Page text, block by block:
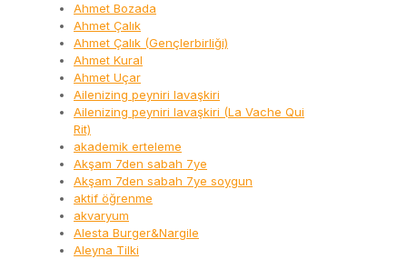
Ahmet Bozada
Ahmet Çalık
Ahmet Çalık (Gençlerbirliği)
Ahmet Kural
Ahmet Uçar
Ailenizing peyniri lavaşkiri
Ailenizing peyniri lavaşkiri (La Vache Qui
Rit)
akademik erteleme
Akşam 7den sabah 7ye
Akşam 7den sabah 7ye soygun
aktif öğrenme
akvaryum
Alesta Burger&Nargile
Aleyna Tilki